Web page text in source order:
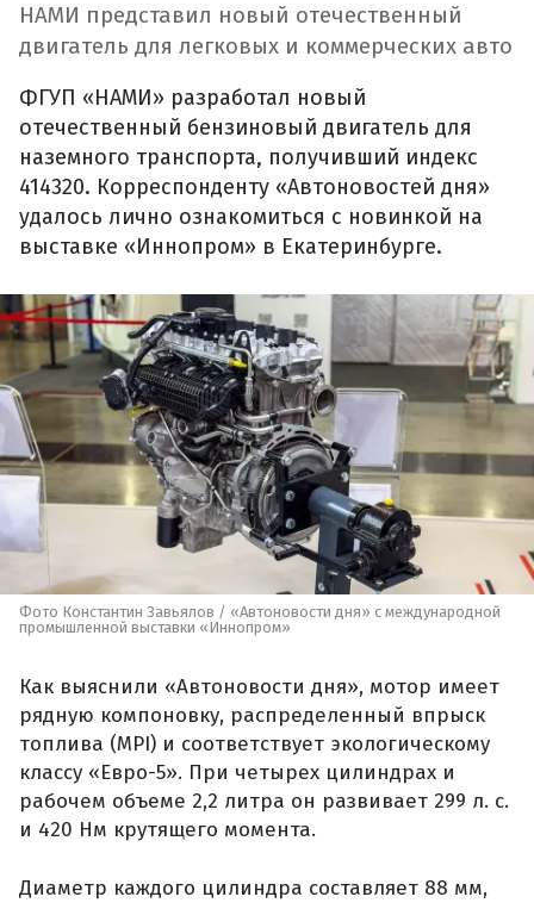
НАМИ представил новый отечественный
двигатель для легковых и коммерческих авто
ФГУП «НАМИ» разработал новый
отечественный бензиновый двигатель для
наземного транспорта, получивший индекс
414320. Корреспонденту «Автоновостей дня»
удалось лично ознакомиться с новинкой на
выставке «Иннопром» в Екатеринбурге.
Фото Константин Завьялов / «Автоновости дня» с международной
промышленной выставки «Иннопром»
Как выяснили «Автоновости дня», мотор имеет
рядную компоновку, распределенный впрыск
топлива (MPI) и соответствует экологическому
классу «Евро-5». При четырех цилиндрах и
рабочем объеме 2,2 литра он развивает 299 л. с.
и 420 Нм крутящего момента.
Диаметр каждого цилиндра составляет 88 мм,